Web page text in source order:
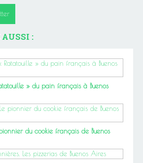
:
» du pain français à Buenos
du cookie français de Buenos